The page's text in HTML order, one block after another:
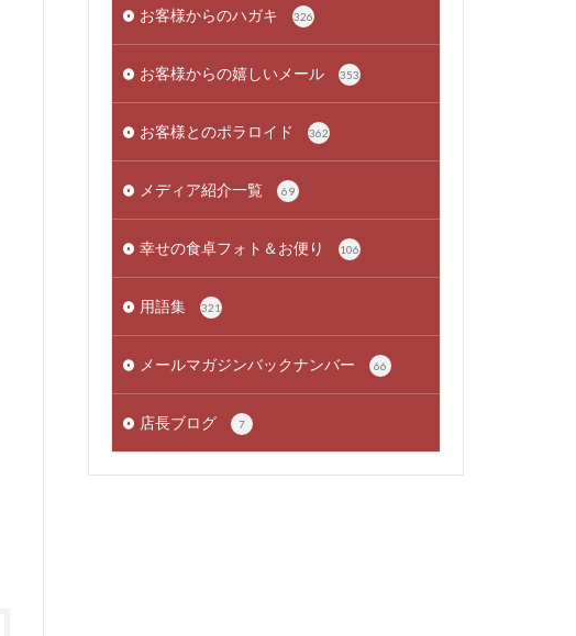
お客様からのハガキ 326
お客様からの嬉しいメール 353
お客様とのポラロイド 362
メディア紹介一覧 69
幸せの食卓フォト＆お便り 106
用語集 321
メールマガジンバックナンバー 66
店長ブログ 7